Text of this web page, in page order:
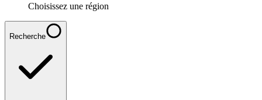
Choisissez une région
Recherche